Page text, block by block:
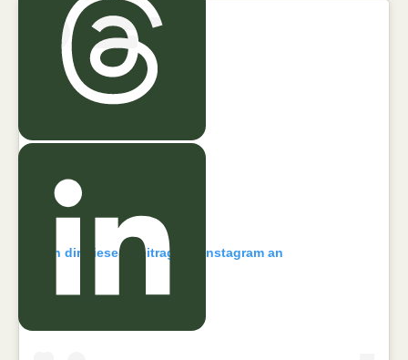
Sieh dir diesen Beitrag auf Instagram an